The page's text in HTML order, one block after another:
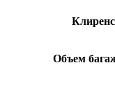
Объем